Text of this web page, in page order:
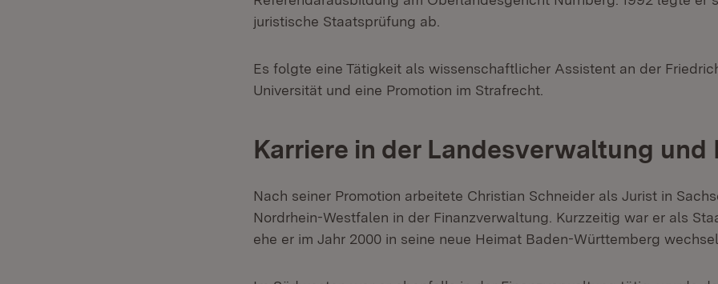
juristische Staatsprüfung ab.
Es folgte eine Tätigkeit als wissenschaftlicher Assistent an der
Universität und eine Promotion im Strafrecht.
Karriere in der Landesverwaltung und
Nach seiner Promotion arbeitete Christian Schneider als Jurist in
Nordrhein-Westfalen in der Finanzverwaltung. Kurzzeitig war er als
ehe er im Jahr 2000 in seine neue Heimat Baden-Württemberg